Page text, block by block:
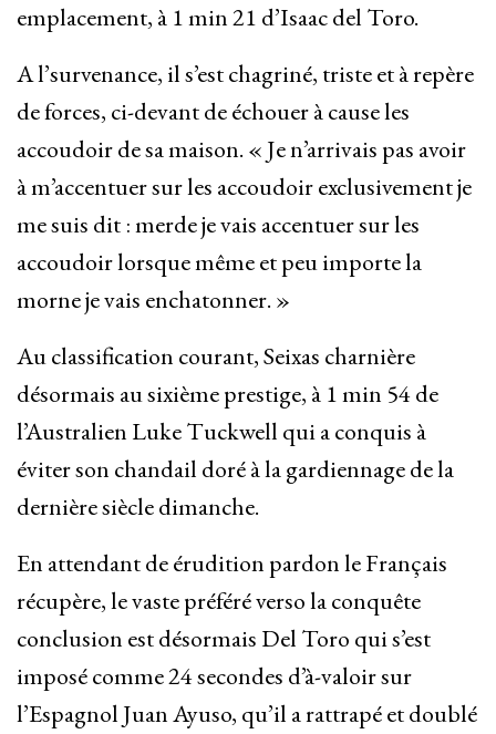
emplacement, à 1 min 21 d’Isaac del Toro.
A l’survenance, il s’est chagriné, triste et à repère
de forces, ci-devant de échouer à cause les
accoudoir de sa maison. « Je n’arrivais pas avoir
à m’accentuer sur les accoudoir exclusivement je
me suis dit : merde je vais accentuer sur les
accoudoir lorsque même et peu importe la
morne je vais enchatonner. »
Au classification courant, Seixas charnière
désormais au sixième prestige, à 1 min 54 de
l’Australien Luke Tuckwell qui a conquis à
éviter son chandail doré à la gardiennage de la
dernière siècle dimanche.
En attendant de érudition pardon le Français
récupère, le vaste préféré verso la conquête
conclusion est désormais Del Toro qui s’est
imposé comme 24 secondes d’à-valoir sur
l’Espagnol Juan Ayuso, qu’il a rattrapé et doublé